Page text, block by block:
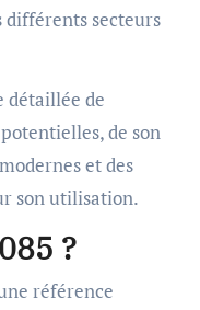
différents secteurs
détaillée de
de son
et des
son utilisation.
?
référence